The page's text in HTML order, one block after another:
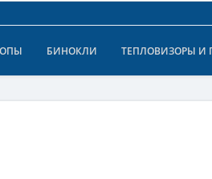
БИНОКЛИ ТЕПЛОВИЗОРЫ И